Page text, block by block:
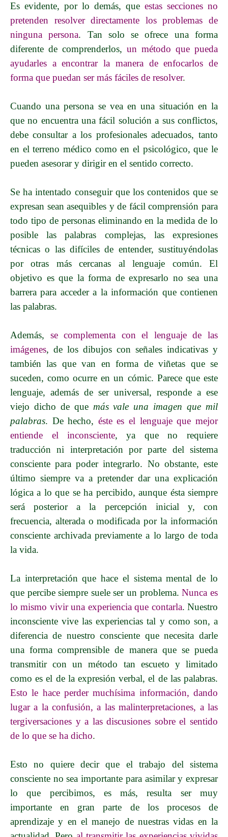
Es evidente, por lo demás, que estas secciones no
pretenden resolver directamente los problemas de
ninguna persona. Tan solo se ofrece una forma
diferente de comprenderlos, un método que pueda
ayudarles a encontrar la manera de enfocarlos de
forma que puedan ser más fáciles de resolver.
Cuando una persona se vea en una situación en la
que no encuentra una fácil solución a sus conflictos,
debe consultar a los profesionales adecuados, tanto
en el terreno médico como en el psicológico, que le
pueden asesorar y dirigir en el sentido correcto.
Se ha intentado conseguir que los contenidos que se
expresan sean asequibles y de fácil comprensión para
todo tipo de personas eliminando en la medida de lo
posible las palabras complejas, las expresiones
técnicas o las difíciles de entender, sustituyéndolas
por otras más cercanas al lenguaje común. El
objetivo es que la forma de expresarlo no sea una
barrera para acceder a la información que contienen
las palabras.
Además,
se complementa con el lenguaje de las
imágenes, de los dibujos con señales indicativas y
también las que van en forma de viñetas que se
suceden, como ocurre en un cómic. Parece que este
lenguaje, además de ser universal, responde a ese
viejo dicho de que más vale una imagen que mil
palabras. De hecho, éste es el lenguaje que mejor
entiende el inconsciente, ya que no requiere
traducción ni interpretación por parte del sistema
consciente para poder integrarlo. No obstante, este
último siempre va a pretender dar una explicación
lógica a lo que se ha percibido, aunque ésta siempre
será posterior a la percepción inicial y, con
frecuencia, alterada o modificada por la información
consciente archivada previamente a lo largo de toda
la vida.
La interpretación que hace el sistema mental de lo
que percibe siempre suele ser un problema.Nunca es
lo mismo vivir una experiencia que contarla. Nuestro
inconsciente vive las experiencias tal y como son, a
diferencia de nuestro consciente que necesita darle
una forma comprensible de manera que se pueda
transmitir con un método tan escueto y limitado
como es el de la expresión verbal, el de las palabras.
Esto le hace perder muchísima información, dando
lugar a la confusión, a las malinterpretaciones, a las
tergiversaciones y a las discusiones sobre el sentido
de lo que se ha dicho.
Esto no quiere decir que el trabajo del sistema
consciente no sea importante para asimilar y expresar
lo que percibimos, es más, resulta ser muy
importante en gran parte de los procesos de
aprendizaje y en el manejo de nuestras vidas en la